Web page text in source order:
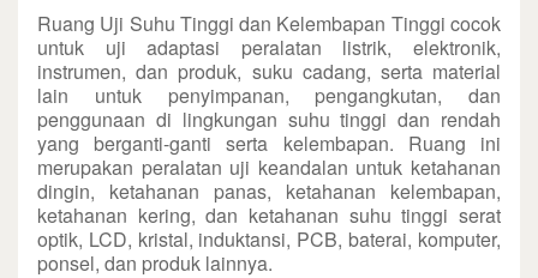
Ruang Uji Suhu Tinggi dan Kelembapan Tinggi cocok
untuk uji adaptasi peralatan listrik, elektronik,
instrumen, dan produk, suku cadang, serta material
lain untuk penyimpanan, pengangkutan, dan
penggunaan di lingkungan suhu tinggi dan rendah
yang berganti-ganti serta kelembapan. Ruang ini
merupakan peralatan uji keandalan untuk ketahanan
dingin, ketahanan panas, ketahanan kelembapan,
ketahanan kering, dan ketahanan suhu tinggi serat
optik, LCD, kristal, induktansi, PCB, baterai, komputer,
ponsel, dan produk lainnya.